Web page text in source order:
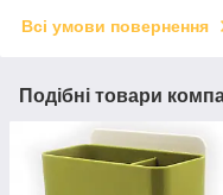
Всі умови повернення
Подібні товари